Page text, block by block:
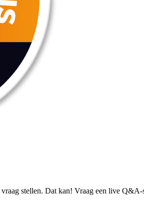
stellen. Dat kan! Vraag een live